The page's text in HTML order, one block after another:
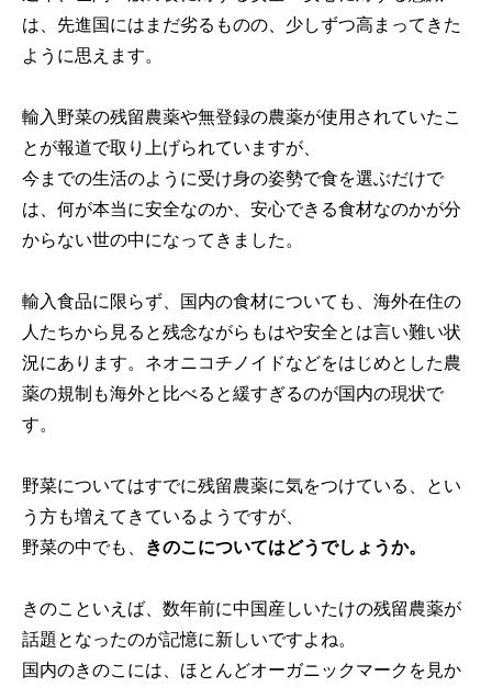
は、先進国にはまだ劣るものの、少しずつ高まってきた
ように思えます。
輸入野菜の残留農薬や無登録の農薬が使用されていたこ
とが報道で取り上げられていますが、
今までの生活のように受け身の姿勢で食を選ぶだけで
は、何が本当に安全なのか、安心できる食材なのかが分
からない世の中になってきました。
輸入食品に限らず、国内の食材についても、海外在住の
人たちから見ると残念ながらもはや安全とは言い難い状
況にあります。ネオニコチノイドなどをはじめとした農
薬の規制も海外と比べると緩すぎるのが国内の現状で
す。
野菜についてはすでに残留農薬に気をつけている、とい
う方も増えてきているようですが、
野菜の中でも、 きのこについてはどうでしょうか。
きのこといえば、数年前に中国産しいたけの残留農薬が
話題となったのが記憶に新しいですよね。
国内のきのこには、ほとんどオーガニックマークを見か